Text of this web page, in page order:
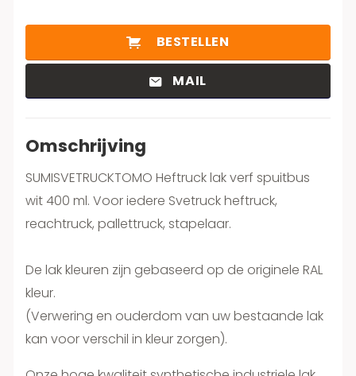
BESTELLEN
MAIL
Omschrijving
SUMISVETRUCKTOMO Heftruck lak verf spuitbus
wit 400 ml. Voor iedere Svetruck heftruck,
reachtruck, pallettruck, stapelaar.
De lak kleuren zijn gebaseerd op de originele RAL
kleur.
(Verwering en ouderdom van uw bestaande lak
kan voor verschil in kleur zorgen).